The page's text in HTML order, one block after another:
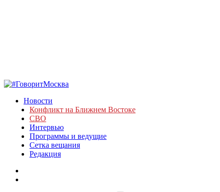
Новости
Конфликт на Ближнем Востоке
СВО
Интервью
Программы и ведущие
Сетка вещания
Редакция